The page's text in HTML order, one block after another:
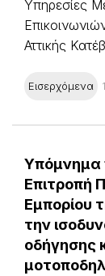
Υπηρεσίες
Αττικής
Εισερχόμενα
Υπόμνημα
Επιτροπή
Εμπορίου
την
οδήγησης